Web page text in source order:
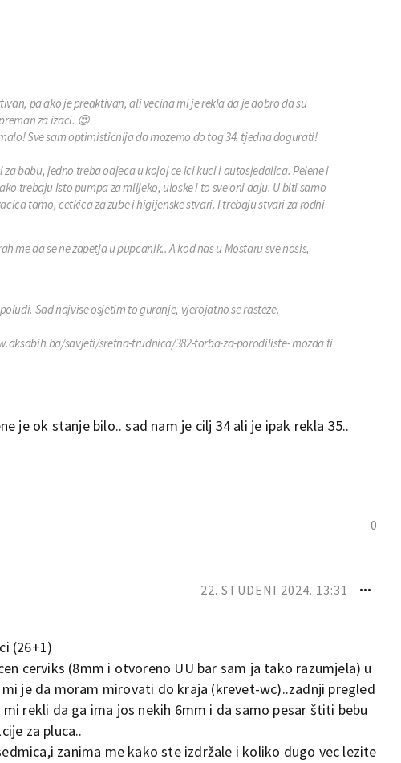
pa ako je preaktivan, ali vecina mi je rekla da je dobro da su
za izaci. 😍
Sve sam optimisticnija da mozemo do tog 34. tjedna dogurati!
babu, jedno treba odjeca u kojoj ce ici kuci i autosjedalica. Pelene i
trebaju Isto pumpa za mlijeko, uloske i to sve oni daju. U biti samo
tamo, cetkica za zube i higijenske stvari. I trebaju stvari za rodni
me da se ne zapetja u pupcanik.. A kod nas u Mostaru sve nosis,
Sad najvise osjetim to guranje, vjerojatno se rasteze.
savjeti/sretna-trudnica/382-torba-za-porodiliste- mozda ti
je ok stanje bilo.. sad nam je cilj 34 ali je ipak rekla 35..
0
22. STUDENI 2024. 13:31
(26+1)
cerviks (8mm i otvoreno UU bar sam ja tako razumjela) u
je da moram mirovati do kraja (krevet-wc)..zadnji pregled
rekli da ga ima jos nekih 6mm i da samo pesar štiti bebu
za pluca..
zanima me kako ste izdržale i koliko dugo vec lezite